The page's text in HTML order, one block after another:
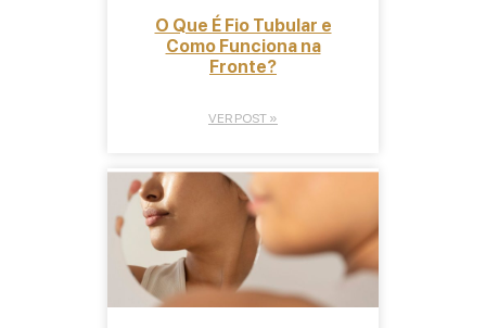
O Que É Fio Tubular e
Como Funciona na
Fronte?
VER POST »